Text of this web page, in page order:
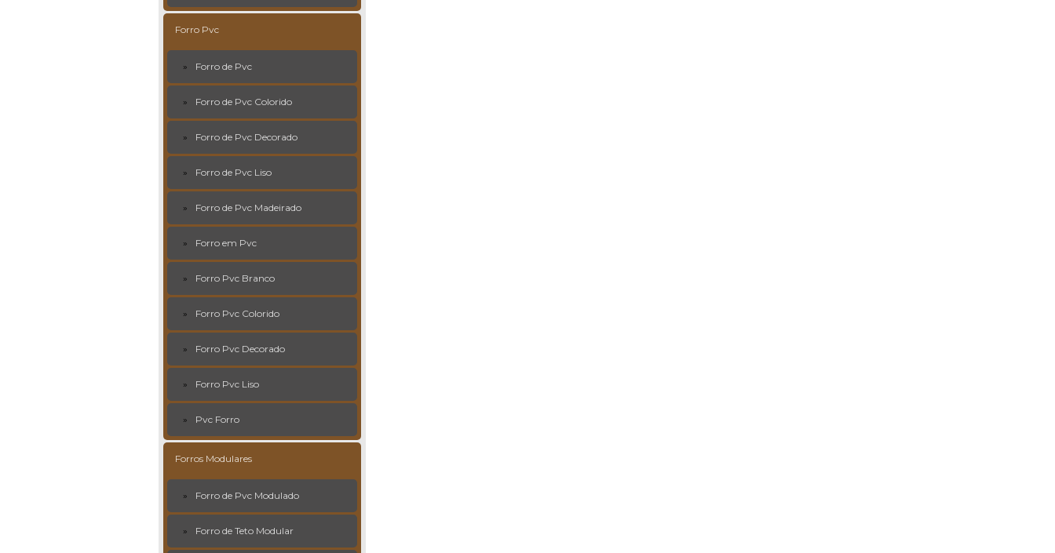
Forro Pvc
Forro de Pvc
Forro de Pvc Colorido
Forro de Pvc Decorado
Forro de Pvc Liso
Forro de Pvc Madeirado
Forro em Pvc
Forro Pvc Branco
Forro Pvc Colorido
Forro Pvc Decorado
Forro Pvc Liso
Pvc Forro
Forros Modulares
Forro de Pvc Modulado
Forro de Teto Modular